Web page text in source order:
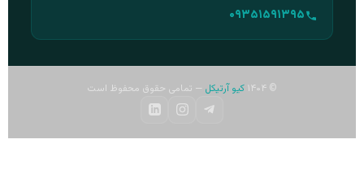
۰۹۳۵۱۵۹۱۳۹۵
© ۱۴۰۴ کیو آرتیکل — تمامی حقوق محفوظ است